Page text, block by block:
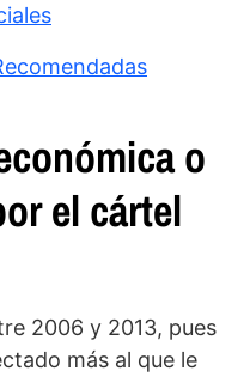
o
el cártel
2006 y 2013, pues
más al que le